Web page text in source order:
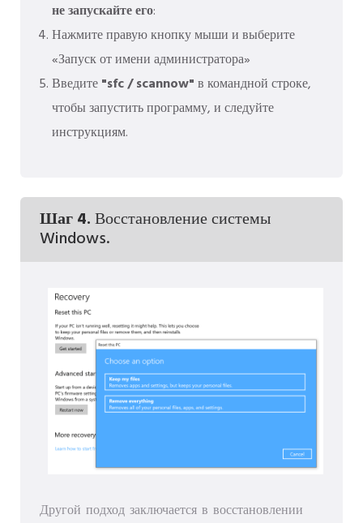
не запускайте его:
Нажмите правую кнопку мыши и выберите
«Запуск от имени администратора»
Введите"sfc / scannow"в командной строке,
чтобы запустить программу, и следуйте
инструкциям.
Шаг 4.Восстановление системы
Windows.
Другой подход заключается в восстановлении